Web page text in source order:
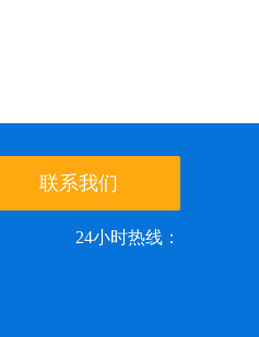
联系我们
24小时热线：